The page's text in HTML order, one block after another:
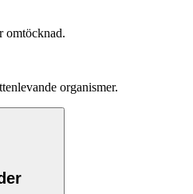
omtöcknad.
organismer.